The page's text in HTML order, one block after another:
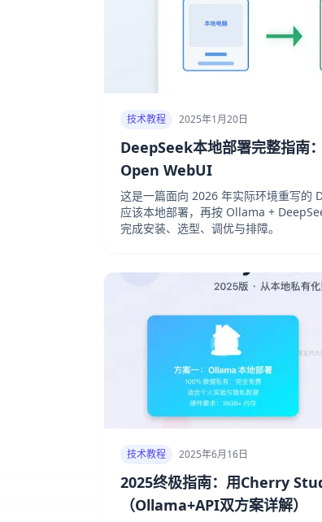
技术教程 2025年1月20日
DeepSeek本地部署完整指南
Open WebUI
这是一篇面向 2026 年实际环境重写的
应该本地部署，再按 Ollama +
完成安装、选型、调优与排障。
技术教程 2025年6月16日
2025终极指南：用Cherry
（Ollama+API双方案详解）